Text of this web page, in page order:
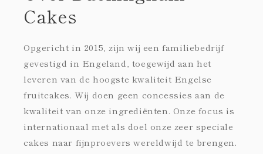
Cakes
Opgericht in 2015, zijn wij een familiebedrijf
gevestigd in Engeland, toegewijd aan het
leveren van de hoogste kwaliteit Engelse
fruitcakes. Wij doen geen concessies aan de
kwaliteit van onze ingrediënten. Onze focus is
internationaal met als doel onze zeer speciale
cakes naar fijnproevers wereldwijd te brengen.